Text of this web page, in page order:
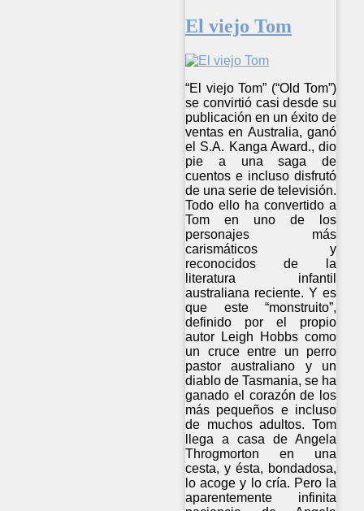
El viejo Tom
“El viejo Tom” (“Old Tom”)
se convirtió casi desde su
publicación en un éxito de
ventas en Australia, ganó
el S.A. Kanga Award., dio
pie a una saga de
cuentos e incluso disfrutó
de una serie de televisión.
Todo ello ha convertido a
Tom en uno de los
personajes más
carismáticos y
reconocidos de la
literatura infantil
australiana reciente. Y es
que este “monstruito”,
definido por el propio
autor Leigh Hobbs como
un cruce entre un perro
pastor australiano y un
diablo de Tasmania, se ha
ganado el corazón de los
más pequeños e incluso
de muchos adultos. Tom
llega a casa de Angela
Throgmorton en una
cesta, y ésta, bondadosa,
lo acoge y lo cría. Pero la
aparentemente infinita